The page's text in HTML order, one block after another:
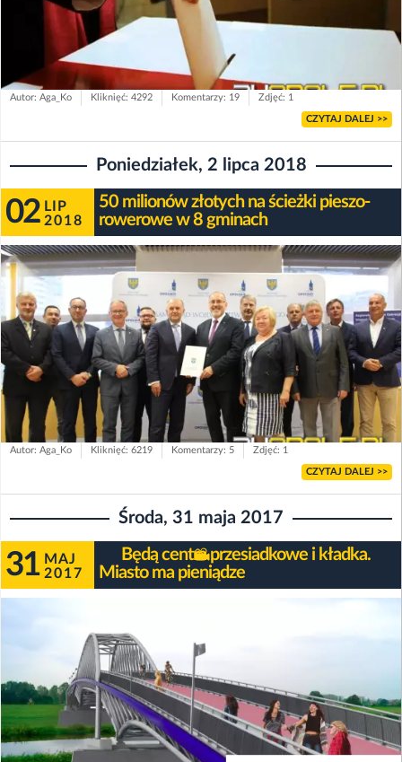
Autor: Aga_Ko Kliknięć: 4292 Komentarzy: 19 Zdjęć: 1
CZYTAJ DALEJ >>
Poniedziałek, 2 lipca 2018
02 LIP
2018
50 milionów złotych na ścieżki pieszo-
rowerowe w 8 gminach
Autor: Aga_Ko Kliknięć: 6219 Komentarzy: 5 Zdjęć: 1
CZYTAJ DALEJ >>
Środa, 31 maja 2017
31 MAJ
2017
Będą centra przesiadkowe i kładka.
Miasto ma pieniądze